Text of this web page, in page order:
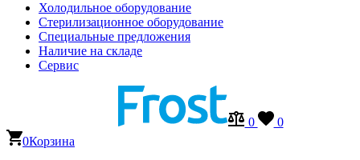
Холодильное оборудование
Стерилизационное оборудование
Специальные предложения
Наличие на складе
Сервис
0
0
0Корзина